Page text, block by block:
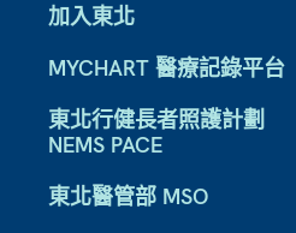
加入東北
MYCHART 醫療記錄平台
東北行健長者照護計劃
NEMS PACE
東北醫管部 MSO